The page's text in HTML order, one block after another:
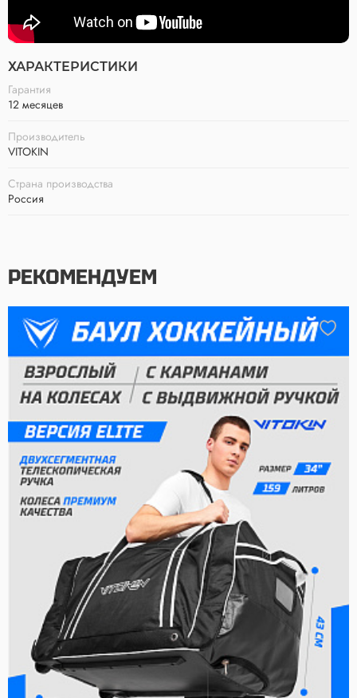
ХАРАКТЕРИСТИКИ
Гарантия
12 месяцев
Производитель
VITOKIN
Страна производства
Россия
РЕКОМЕНДУЕМ